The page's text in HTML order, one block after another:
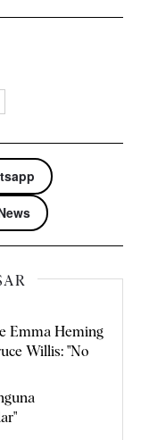
Emma Heming
Willis: "No